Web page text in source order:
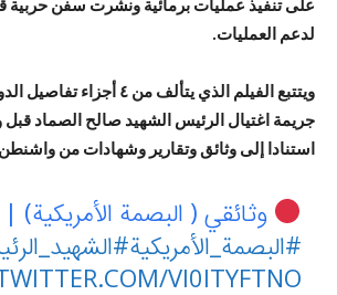
على تنفيذ عمليات برمائية ونشرت سفن حربية
لدعم العمليات.
ويتتبع الفيلم الذي يتألف من ٤
جريمة اغتيال الرئيس الشهيد صالح الصماد قبل
استنادا إلى وثائق وتقارير وشهادات من
وثائقي ( البصمة الأمريكية) |
#البصمة_الأمريكية
VI0ITYFTNO